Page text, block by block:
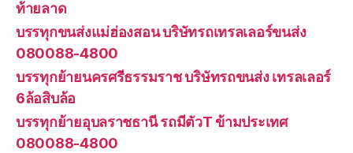
ท้ายลาด
บรรทุกขนส่งแม่ฮ่องสอน บริษัทรถเทรลเลอร์ขนส่ง
080088-4800
บรรทุกย้ายนครศรีธรรมราช บริษัทรถขนส่ง เทรลเลอร์
6ล้อสิบล้อ
บรรทุกย้ายอุบลราชธานี รถมีตัวT ข้ามประเทศ
080088-4800